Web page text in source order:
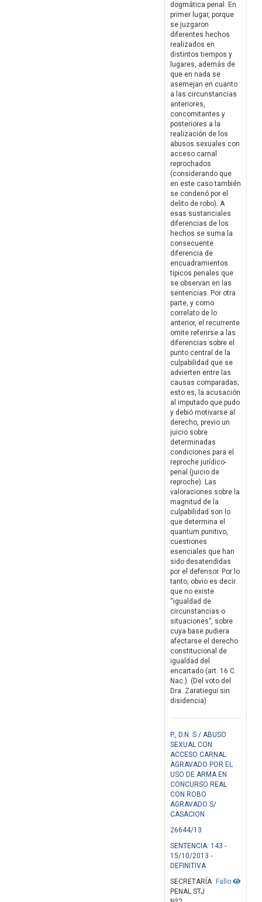
dogmática penal. En
primer lugar, porque
se juzgaron
diferentes hechos
realizados en
distintos tiempos y
lugares, además de
que en nada se
asemejan en cuanto
a las circunstancias
anteriores,
concomitantes y
posteriores a la
realización de los
abusos sexuales con
acceso carnal
reprochados
(considerando que
en este caso también
se condenó por el
delito de robo). A
esas sustanciales
diferencias de los
hechos se suma la
consecuente
diferencia de
encuadramientos
típicos penales que
se observan en las
sentencias. Por otra
parte, y como
correlato de lo
anterior, el recurrente
omite referirse a las
diferencias sobre el
punto central de la
culpabilidad que se
advierten entre las
causas comparadas;
esto es, la acusación
al imputado que pudo
y debió motivarse al
derecho, previo un
juicio sobre
determinadas
condiciones para el
reproche jurídico-
penal (juicio de
reproche). Las
valoraciones sobre la
magnitud de la
culpabilidad son lo
que determina el
quantum punitivo,
cuestiones
esenciales que han
sido desatendidas
por el defensor. Por lo
tanto, obvio es decir
que no existe
“igualdad de
circunstancias o
situaciones”, sobre
cuya base pudiera
afectarse el derecho
constitucional de
igualdad del
encartado (art. 16 C.
Nac.). (Del voto del
Dra. Zaratiegui sin
disidencia)
P., D.N. S / ABUSO
SEXUAL CON
ACCESO CARNAL
AGRAVADO POR EL
USO DE ARMA EN
CONCURSO REAL
CON ROBO
AGRAVADO S/
CASACION
26644/13
SENTENCIA: 143 -
15/10/2013 -
DEFINITIVA
Fallo
SECRETARÍA
PENAL STJ